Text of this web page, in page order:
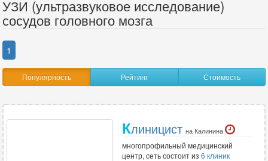
внутренних женских половых органов
гистеросальпингоскопия (УЗГСС) 7
голеностопного сустава
УЗИ (ультразвуковое исследование)
сосудов головного мозга
1
Популярность Рейтинг Стоимость
Клиницист на Калинина
многопрофильный медицинский
центр, сеть состоит из 6 клиник